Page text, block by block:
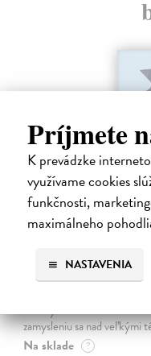
Príjmete
K prevádzke
využívame cookies
funkčnosti,
maximálneho
NASTAVENIA
Rieka času
Mercier Pascal| Kniha
Nočný vlak do Lisabonu či
zamysleniu sa nad veľkými
Na sklade ?